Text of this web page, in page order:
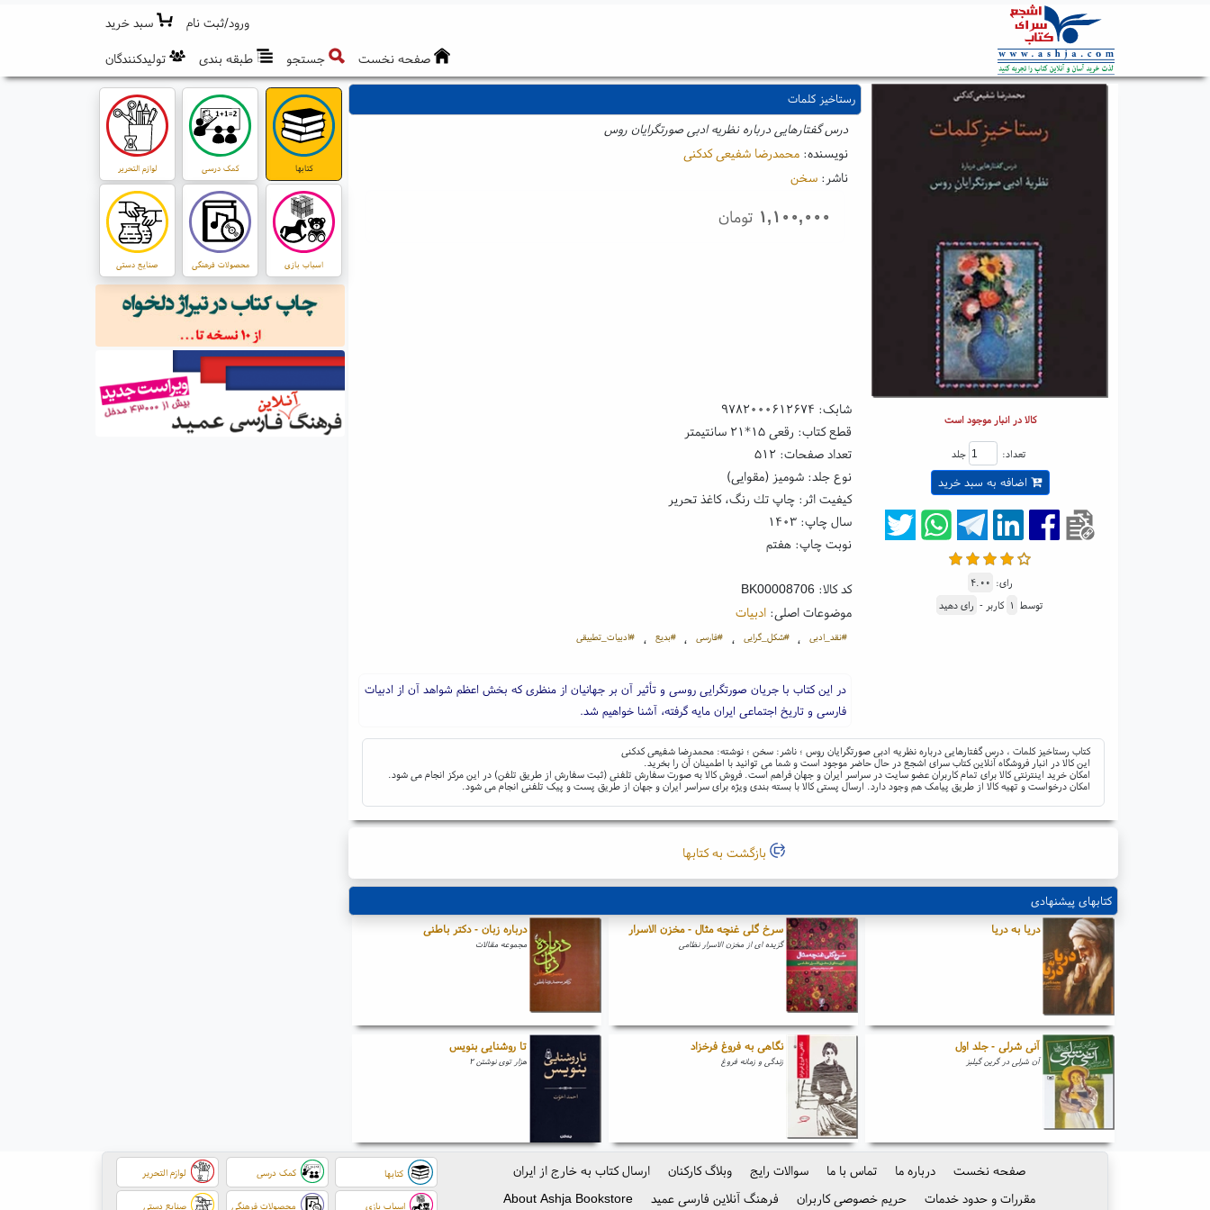
ورود/ثبت نام
سبد خرید
صفحه نخست
جستجو طبقه بندی تولیدکنندگان
رستاخیز کلمات
درس گفتارهایی درباره نظریه ادبی صورتگرایان روس
نویسنده: محمدرضا شفیعی کدکنی
ناشر: سخن
۱,۱۰۰,۰۰۰ تومان
کالا در انبار موجود است
تعداد: جلد
اضافه به سبد خرید
رای: ۴.۰۰
توسط ۱ کاربر - رای دهید
شابک: ۹۷۸۲۰۰۰۶۱۲۶۷۴
قطع کتاب: رقعی ۱۵*۲۱ سانتیمتر
تعداد صفحات: ۵۱۲
نوع جلد: شومیز (مقوایی)
کیفیت اثر: چاپ تك رنگ، کاغذ تحریر
سال چاپ: ۱۴۰۳
نوبت چاپ: هفتم
کد کالا: BK00008706
موضوعات اصلی:ادبیات
#نقد_ادبی ، #شکل_گرایی ، #فارسی ، #بدیع ، #ادبیات_تطبیقی
در این کتاب با جریان صورتگرایی روسی و تأثیر آن بر جهانیان از منظری که بخش اعظم شواهد آن از ادبیات
فارسی و تاریخ اجتماعی ایران مایه گرفته، آشنا خواهیم شد.
کتاب رستاخیز کلمات ، درس گفتارهایی درباره نظریه ادبی صورتگرایان روس ؛ ناشر: سخن ؛ نوشته: محمدرضا شفیعی کدکنی
این کالا در انبار فروشگاه آنلاین کتاب سرای اشجع در حال حاضر موجود است و شما می توانید با اطمینان آن را بخرید.
امکان خرید اینترنتی کالا برای تمام کاربران عضو سایت در سراسر ایران و جهان فراهم است. فروش کالا به صورت سفارش تلفنی (ثبت سفارش از طریق تلفن) در این مرکز انجام می شود.
امکان درخواست و تهیه کالا از طریق پیامک هم وجود دارد. ارسال پستی کالا با بسته بندی ویژه برای سراسر ایران و جهان از طریق پست و پیک تلفنی انجام می شود.
بازگشت به کتابها
کتابهای پیشنهادی
دریا به دریا سرخ گلی غنچه مثال - مخزن الاسرار
گزیده ای از مخزن الاسرار نظامی
درباره زبان - دکتر باطنی
مجموعه مقالات
آنی شرلی - جلد اول
آن شرلی در گرین گیلبز
نگاهی به فروغ فرخزاد
زندگی و زمانه فروغ
تا روشنایی بنویس
هزار توی نوشتن ۲
کتابها کمک درسی لوازم التحریر
اسباب بازی محصولات فرهنگی صنایع دستی
صفحه نخست درباره ما تماس با ما سوالات رایج وبلاگ کارکنان
ارسال کتاب به خارج از ایران
مقررات و حدود خدمات
حریم خصوصی کاربران فرهنگ آنلاین فارسی عمید About Ashja Bookstore
کتابها کمک درسی لوازم التحریر
اسباب بازی محصولات فرهنگی صنایع دستی